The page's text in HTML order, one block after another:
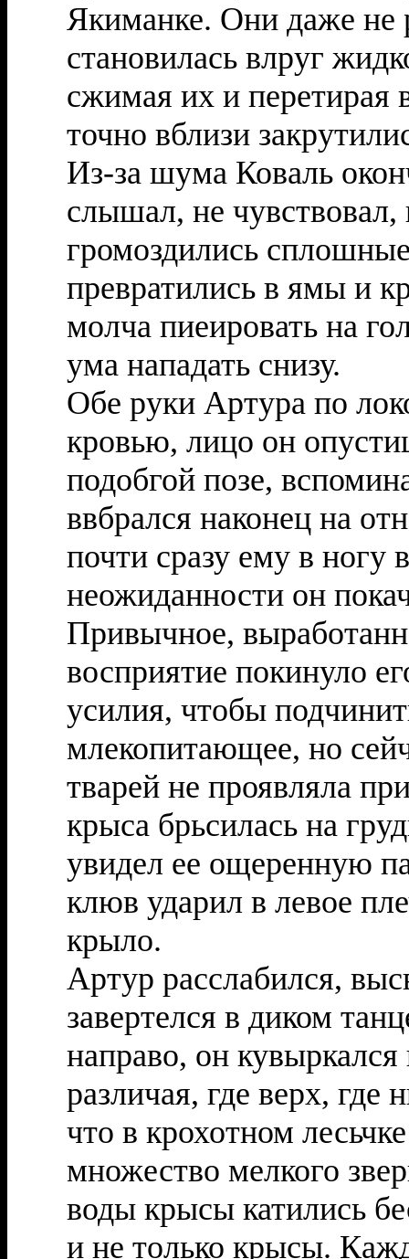
Якиманке. Они даже не
становилась влруг
сжимая их и перетирая
точно вблизи
Из-за шума Коваль
слышал, не чувствовал,
громоздились
превратились в ямы и
молча пиеировать на
ума нападать снизу.
Обе руки Артура по
кровью, лицо он
подобгой позе,
ввбрался наконец на
почти сразу ему в ногу
неожиданности он
Привычное,
восприятие покинуло
усилия, чтобы
млекопитающее, но
тварей не проявляла
крыса брьсилась на
увидел ее ощеренную
клюв ударил в левое
крыло.
Артур расслабился,
завертелся в диком
направо, он
различая, где верх,
что в крохотном
множество мелкого
воды крысы катились
и не только крысы.